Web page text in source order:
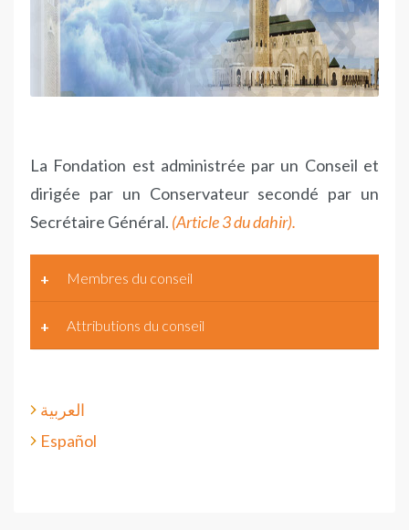
La Fondation est administrée par un Conseil et
dirigée par un Conservateur secondé par un
Secrétaire Général. (Article 3 du dahir).
Membres du conseil
Attributions du conseil
العربية
Español